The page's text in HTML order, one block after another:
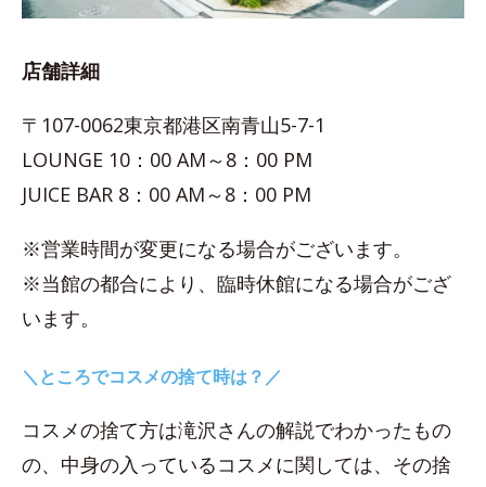
店舗詳細
〒107-0062東京都港区南青山5-7-1
LOUNGE 10：00 AM～8：00 PM
JUICE BAR 8：00 AM～8：00 PM
※営業時間が変更になる場合がございます。
※当館の都合により、臨時休館になる場合がござ
います。
＼ところでコスメの捨て時は？／
コスメの捨て方は滝沢さんの解説でわかったもの
の、中身の入っているコスメに関しては、その捨